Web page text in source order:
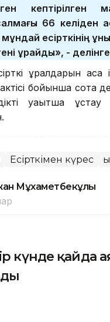
кептірілген
66 келіден
мұндай есірткінің
құрайды», -
құралдарын аса
бойынша сотқа
уақытша ұстау
Есірткімен күрес
Мұхаметбекұлы
күнде қайда